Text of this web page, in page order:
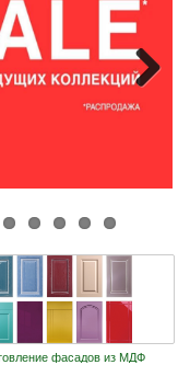
фасадов из МДФ